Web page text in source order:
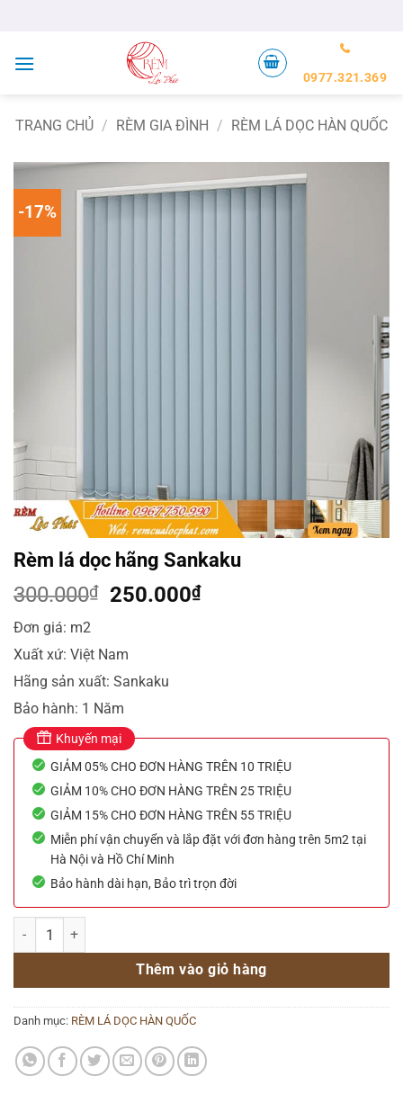
nội
0977.321.369
TRANG CHỦ / RÈM GIA ĐÌNH / RÈM LÁ DỌC HÀN QUỐC
-17%
Rèm lá dọc hãng Sankaku
300.000₫
Giá
300.000₫.
250.000₫Giá
Đơn giá: m2
Xuất xứ: Việt Nam
Hãng sản xuất: Sankaku
Bảo hành: 1 Năm
Khuyến mại
GIẢM 05% CHO ĐƠN HÀNG TRÊN 10 TRIỆU
GIẢM 10% CHO ĐƠN HÀNG TRÊN 25 TRIỆU
GIẢM 15% CHO ĐƠN HÀNG TRÊN 55 TRIỆU
Miễn phí vận chuyển và lắp đặt với đơn hàng trên 5m2 tại
Hà Nội và Hồ Chí Minh
Bảo hành dài hạn, Bảo trì trọn đời
Rèm lá dọc hãng Sankaku số lượng
Thêm vào giỏ hàng
Danh mục: RÈM LÁ DỌC HÀN QUỐC